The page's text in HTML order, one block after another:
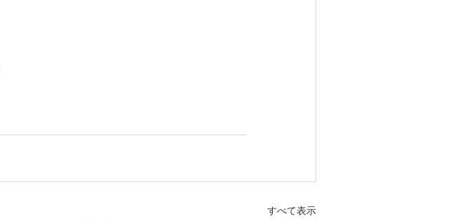
すべて表示